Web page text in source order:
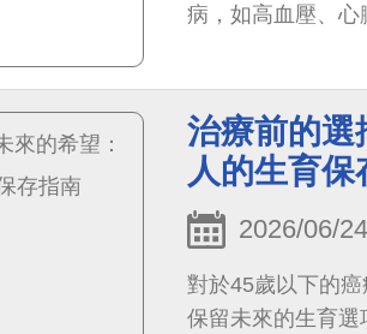
病，如高血壓、
治療前的選
人的生育保
2026/06/24
對於45歲以下的
保留未來的生育